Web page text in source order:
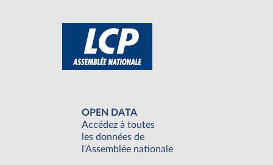
OPEN DATA
Accédez à toutes
les données de
l'Assemblée nationale